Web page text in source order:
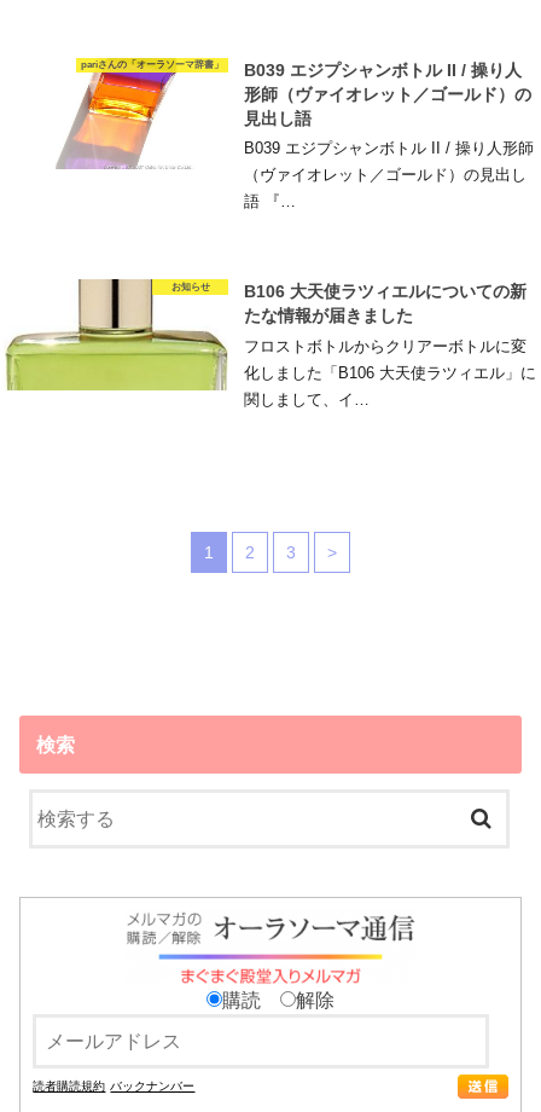
pariさんの「オーラソーマ辞書」
B039 エジプシャンボトル II / 操り人
形師（ヴァイオレット／ゴールド）の
見出し語
B039 エジプシャンボトル II / 操り人形師
（ヴァイオレット／ゴールド）の見出し
語 『…
お知らせ
B106 大天使ラツィエルについての新
たな情報が届きました
フロストボトルからクリアーボトルに変
化しました「B106 大天使ラツィエル」に
関しまして、イ…
1 2 3 >
検索
購読 解除
読者購読規約 バックナンバー